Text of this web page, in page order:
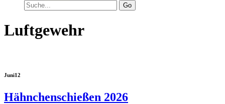
Go
Luftgewehr
Juni12
Hähnchenschießen 2026